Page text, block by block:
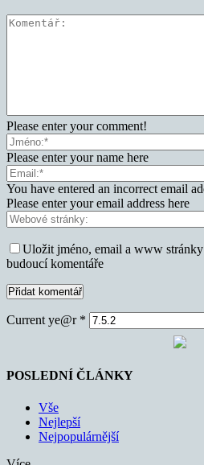
Please enter your comment!
Please enter your name here
You have entered an incorrect email
Please enter your email address here
Uložit jméno, email a www
budoucí komentáře
Current ye@r *
POSLEDNÍ ČLÁNKY
Vše
Nejlepší
Nejpopulárnější